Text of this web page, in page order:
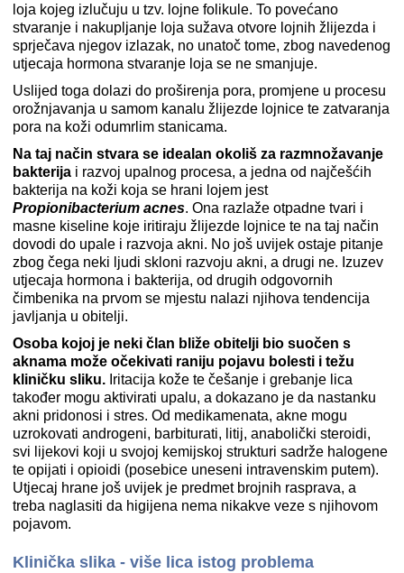
loja kojeg izlučuju u tzv. lojne folikule. To povećano
stvaranje i nakupljanje loja sužava otvore lojnih žlijezda i
sprječava njegov izlazak, no unatoč tome, zbog navedenog
utjecaja hormona stvaranje loja se ne smanjuje.
Uslijed toga dolazi do proširenja pora, promjene u procesu
orožnjavanja u samom kanalu žlijezde lojnice te zatvaranja
pora na koži odumrlim stanicama.
Na taj način stvara se idealan okoliš za razmnožavanje
bakterija i razvoj upalnog procesa, a jedna od najčešćih
bakterija na koži koja se hrani lojem jest
Propionibacterium acnes. Ona razlaže otpadne tvari i
masne kiseline koje iritiraju žlijezde lojnice te na taj način
dovodi do upale i razvoja akni. No još uvijek ostaje pitanje
zbog čega neki ljudi skloni razvoju akni, a drugi ne. Izuzev
utjecaja hormona i bakterija, od drugih odgovornih
čimbenika na prvom se mjestu nalazi njihova tendencija
javljanja u obitelji.
Osoba kojoj je neki član bliže obitelji bio suočen s
aknama može očekivati raniju pojavu bolesti i težu
kliničku sliku. Iritacija kože te češanje i grebanje lica
također mogu aktivirati upalu, a dokazano je da nastanku
akni pridonosi i stres. Od medikamenata, akne mogu
uzrokovati androgeni, barbiturati, litij, anabolički steroidi,
svi lijekovi koji u svojoj kemijskoj strukturi sadrže halogene
te opijati i opioidi (posebice uneseni intravenskim putem).
Utjecaj hrane još uvijek je predmet brojnih rasprava, a
treba naglasiti da higijena nema nikakve veze s njihovom
pojavom.
Klinička slika - više lica istog problema